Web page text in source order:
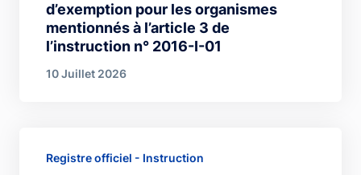
d’exemption pour les organismes
mentionnés à l’article 3 de
l’instruction n° 2016-I-01
10 Juillet 2026
Registre officiel - Instruction